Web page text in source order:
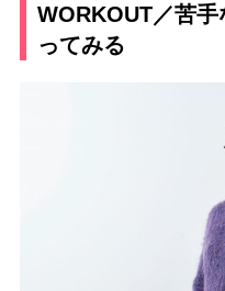
WORKOUT／苦
ってみる